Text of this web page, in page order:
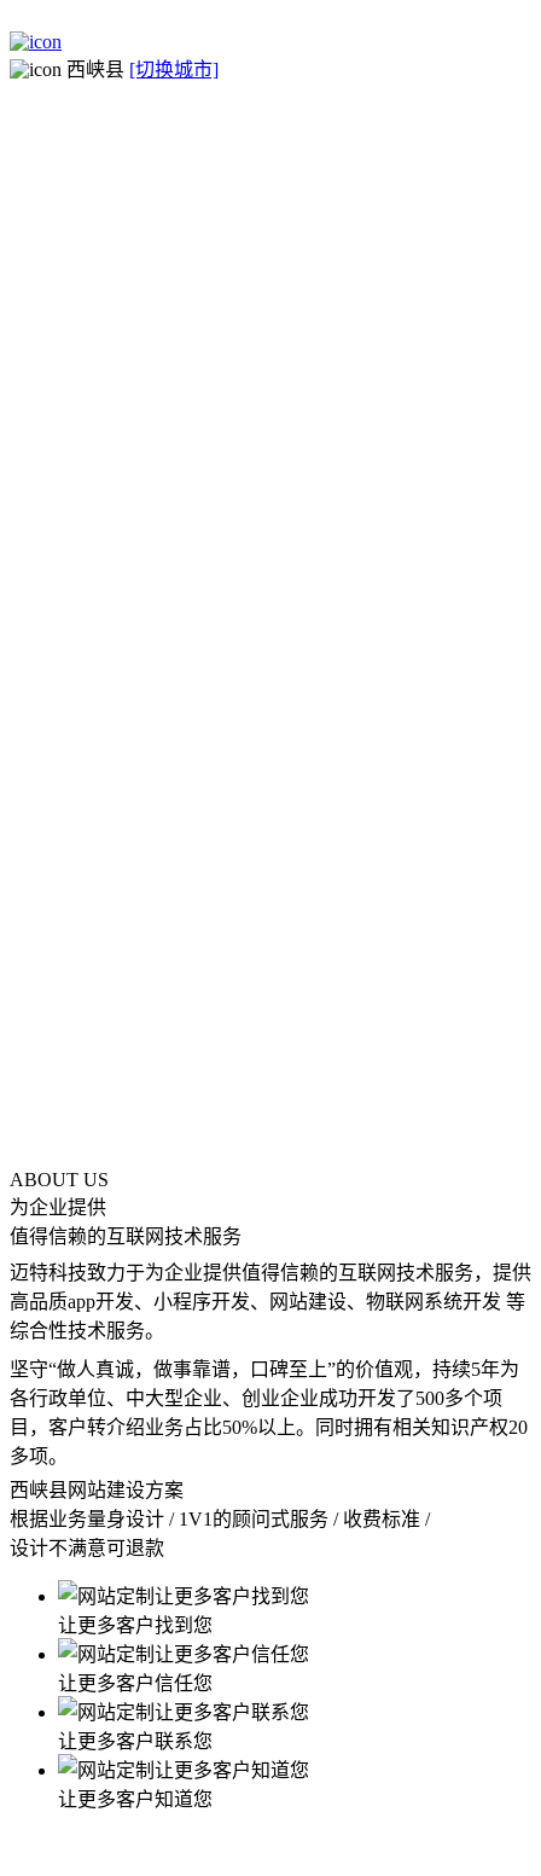
西峡县 [切换城市]
ABOUT US
为企业提供
值得信赖的互联网技术服务
迈特科技致力于为企业提供值得信赖的互联网技术服务， 提供
高品质app开发、小程序开发、网站建设、物联网系统开发 等
综合性技术服务。
坚守“做人真诚，做事靠谱，口碑至上”的价值观，持续5年为
各行政单位、中大型企业、创业企业成功开发了500多个项
目，客户转介绍业务占比50%以上。同时拥有相关知识产权20
多项。
西峡县网站建设方案
根据业务量身设计 / 1V1的顾问式服务 / 收费标准 /
设计不满意可退款
让更多客户找到您
让更多客户信任您
让更多客户联系您
让更多客户知道您